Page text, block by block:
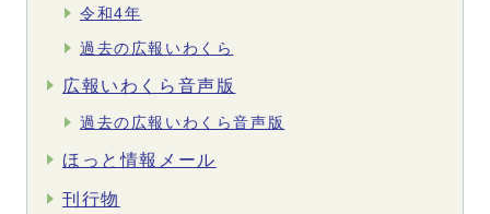
令和4年
過去の広報いわくら
広報いわくら音声版
過去の広報いわくら音声版
ほっと情報メール
刊行物